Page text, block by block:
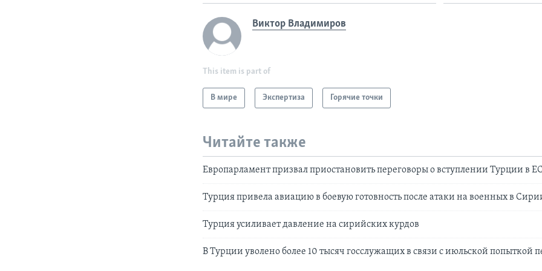
Виктор Владимиров
This item is part of
В мире Экспертиза Горячие точки
Читайте также
Европарламент призвал приостановить переговоры о вступлении Турции в ЕС
Турция привела авиацию в боевую готовность после атаки на военных в
Турция усиливает давление на сирийских курдов
В Турции уволено более 10 тысяч госслужащих в связи с июльской попыткой